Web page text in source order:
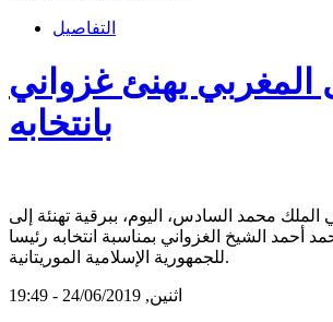
التفاصيل
المغربي يهنئ غزواني
بانتخابه
الملك محمد السادس، اليوم، ببرقية تهنئة إلى
أحمد الشيخ الغزواني بمناسبة انتخابه رئيسا
للجمهورية الإسلامية الموريتانية.
اثنين, 24/06/2019 - 19:49